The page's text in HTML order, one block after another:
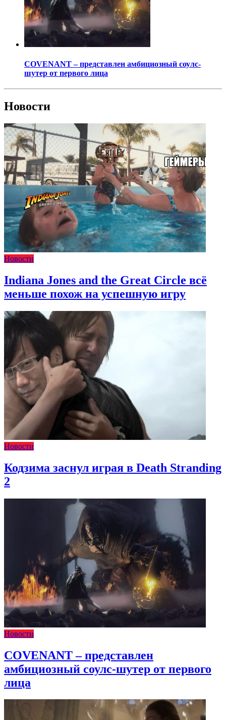
COVENANT – представлен амбициозный соулс-
шутер от первого лица
Новости
Новости
Indiana Jones and the Great Circle всё
меньше похож на успешную игру
Новости
Кодзима заснул играя в Death Stranding
2
Новости
COVENANT – представлен
амбициозный соулс-шутер от первого
лица